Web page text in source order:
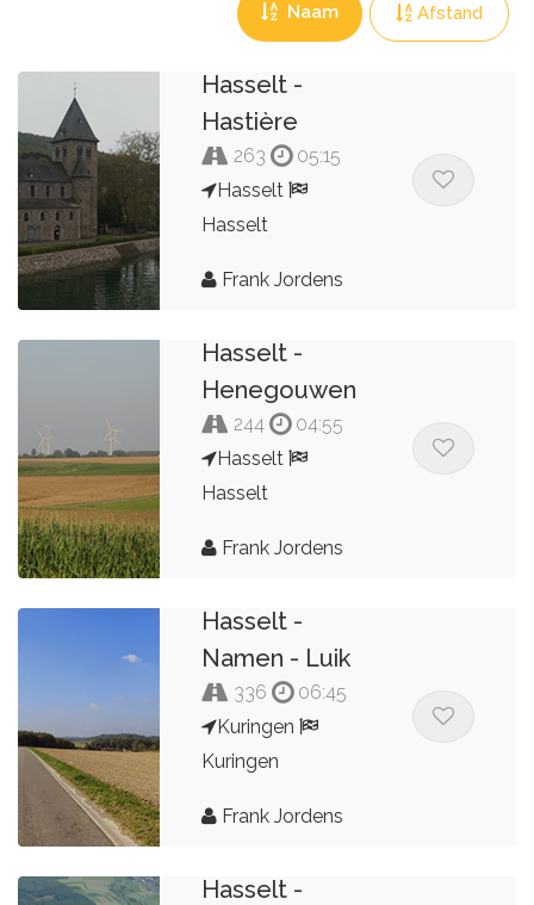
Naam Afstand
Hasselt -
Hastière
263
05:15
Hasselt
Hasselt
Frank Jordens
Hasselt -
Henegouwen
244
04:55
Hasselt
Hasselt
Frank Jordens
Hasselt -
Namen - Luik
336
06:45
Kuringen
Kuringen
Frank Jordens
Hasselt -